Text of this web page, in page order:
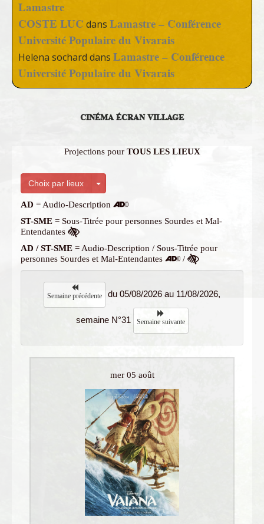
Lamastre
COSTE LUC dans Lamastre – Conférence
Université Populaire du Vivarais
Helena sochard dans Lamastre – Conférence
Université Populaire du Vivarais
CINÉMA ÉCRAN VILLAGE